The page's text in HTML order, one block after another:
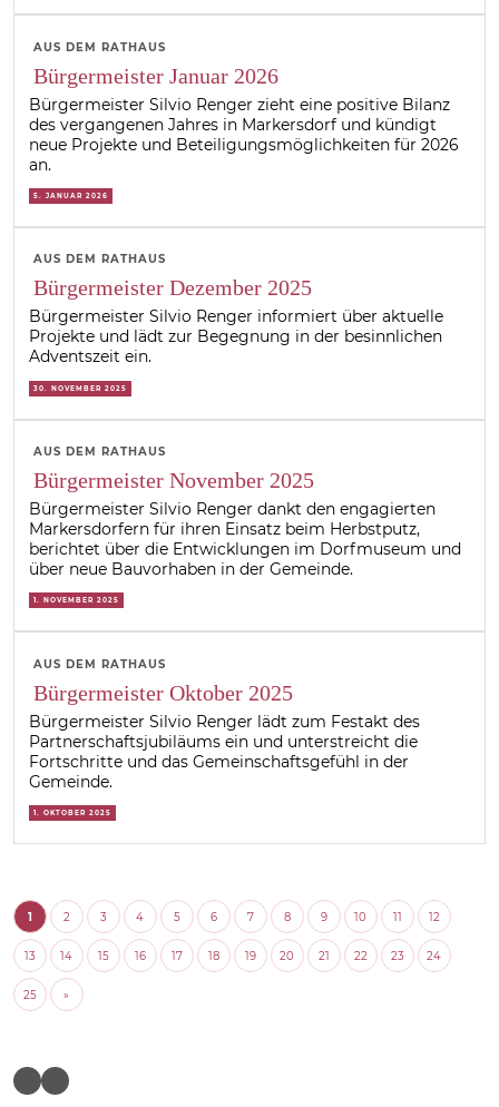
AUS DEM RATHAUS
Bürgermeister Januar 2026
Bürgermeister Silvio Renger zieht eine positive Bilanz
des vergangenen Jahres in Markersdorf und kündigt
neue Projekte und Beteiligungsmöglichkeiten für 2026
an.
5. JANUAR 2026
AUS DEM RATHAUS
Bürgermeister Dezember 2025
Bürgermeister Silvio Renger informiert über aktuelle
Projekte und lädt zur Begegnung in der besinnlichen
Adventszeit ein.
30. NOVEMBER 2025
AUS DEM RATHAUS
Bürgermeister November 2025
Bürgermeister Silvio Renger dankt den engagierten
Markersdorfern für ihren Einsatz beim Herbstputz,
berichtet über die Entwicklungen im Dorfmuseum und
über neue Bauvorhaben in der Gemeinde.
1. NOVEMBER 2025
AUS DEM RATHAUS
Bürgermeister Oktober 2025
Bürgermeister Silvio Renger lädt zum Festakt des
Partnerschaftsjubiläums ein und unterstreicht die
Fortschritte und das Gemeinschaftsgefühl in der
Gemeinde.
1. OKTOBER 2025
1 2 3 4 5 6 7 8 9 10 11 12
13 14 15 16 17 18 19 20 21 22 23 24
25 »